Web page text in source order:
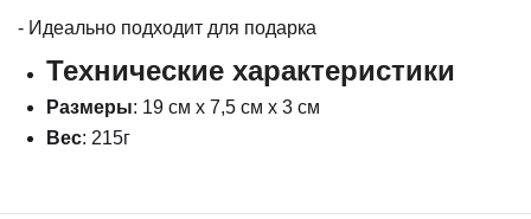
- Идеально подходит для подарка
Технические характеристики
Размеры: 19 см х 7,5 см х 3 см
Вес: 215г